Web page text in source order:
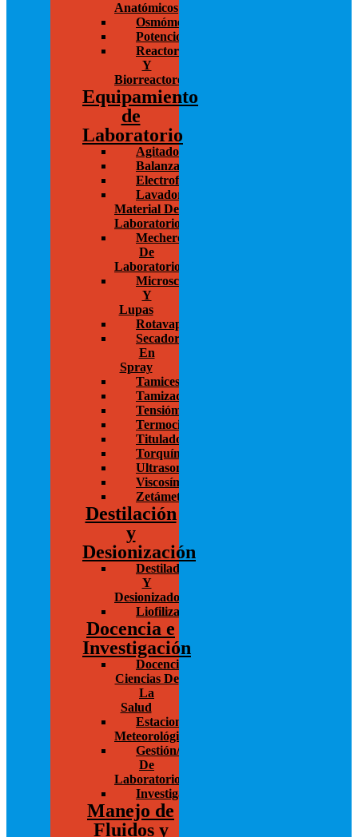
Anatómicos
Osmómetros
Potenciostato
Reactores
Y
Biorreactores
Equipamiento
de
Laboratorio
Agitadores
Balanzas
Electroforesis
Lavadoras
Material De
Laboratorio
Mecheros
De
Laboratorio
Microscopios
Y
Lupas
Rotavapor
Secador
En
Spray
Tamices
Tamizadoras
Tensiómetros
Termocicladores
Titulador
Torquímetros
Ultrasonido
Viscosímetros
Zetámetro
Destilación
y
Desionización
Destiladores
Y
Desionizadores
Liofilización/Concentración
Docencia e
Investigación
Docencia/Investigación
Ciencias De
La
Salud
Estaciones
Meteorológicas
Gestión/Administración
De
Laboratorios
Investigación
Manejo de
Fluidos y